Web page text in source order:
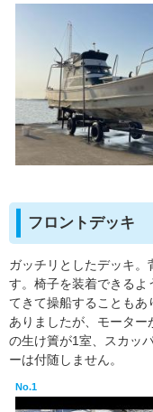
フロントデッキ
ガッチリとしたデッキ。
す。椅子を装着できるよ
てきて操船することも
ありましたが、モータ
の生け簀が1室、スカッ
ーは付随しません。
No.1